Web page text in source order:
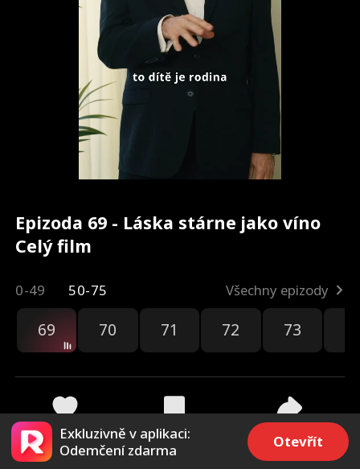
Epizoda 69 - Láska stárne jako víno
Celý film
0-49 50-75 Všechny epizody
69 70 71 72 73
52 2.4k Sdílet
Exkluzivně v aplikaci:
Odemčení zdarma
Otevřít